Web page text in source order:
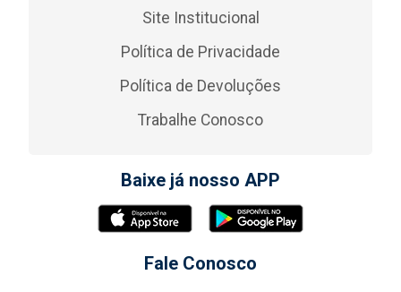
Site Institucional
Política de Privacidade
Política de Devoluções
Trabalhe Conosco
Baixe já nosso APP
Fale Conosco